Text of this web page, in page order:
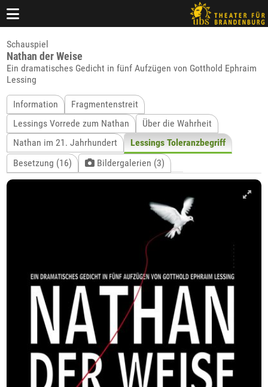
Schauspiel
Nathan der Weise
Ein dramatisches Gedicht in fünf Aufzügen von Gotthold Ephraim
Lessing
Information
Fragmentenstreit
Lessings Vorrede zum Nathan
Über die Wahrheit
Nathan im 21. Jahrhundert
Lessings Toleranzbegriff
Besetzung (16)
Bildergalerien (3)